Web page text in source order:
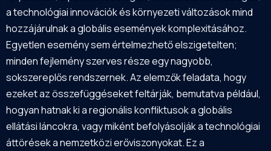
a technológiai innovációk és környezeti változások mind
hozzájárulnak a globális események komplexitásához.
Egyetlen esemény sem értelmezhető elszigetelten;
minden fejlemény szerves része egy nagyobb,
sokszereplős rendszernek. Az elemzők feladata, hogy
ezeket az összefüggéseket feltárják, bemutatva például,
hogyan hatnak ki a regionális konfliktusok a globális
ellátási láncokra, vagy miként befolyásolják a technológiai
áttörések a nemzetközi erőviszonyokat. Ez a